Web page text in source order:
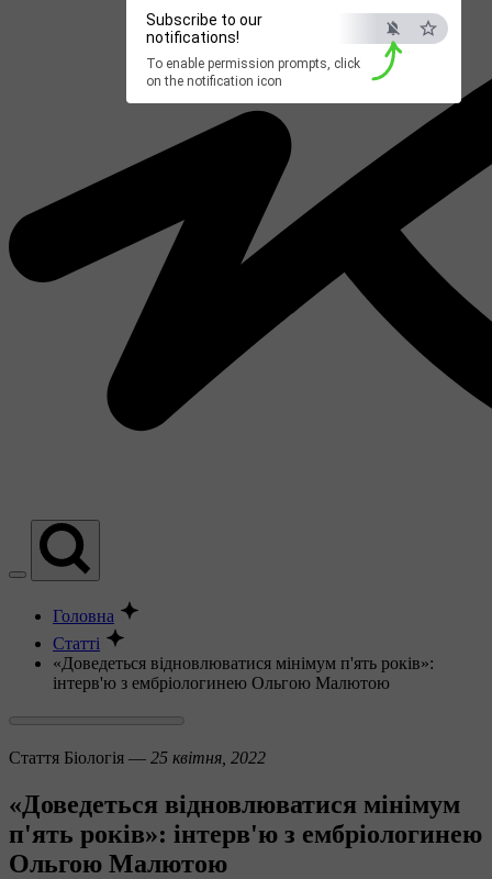
Subscribe to our
notifications!
To enable permission prompts, click
on the notification icon
Головна
Статті
«Доведеться відновлюватися мінімум п'ять років»:
інтерв'ю з ембріологинею Ольгою Малютою
Стаття Біологія — 25 квітня, 2022
«Доведеться відновлюватися мінімум
п'ять років»: інтерв'ю з ембріологинею
Ольгою Малютою